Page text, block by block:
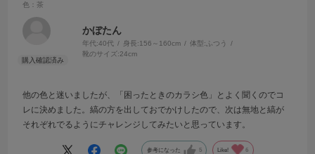
色：茶
かぼたん
年代:40代 身長:156～160cm 体型:ふつう
靴のサイズ:24cm
他の色と迷いましたが、「困ったときのカラシ色」とよく聞くのでコ
レに決めました。縞の方を出しておでかけしたので、次は無地と縞が
それぞれでるようにチャレンジしてみたいと思っています。
参考になった 5 Like! 6